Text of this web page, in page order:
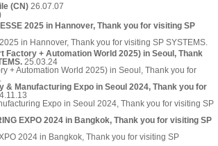
(CN) 26.07.07
2025 in Hannover, Thank you for visiting SP
Factory + Automation World 2025) in Seoul, Thank
25.03.24
& Manufacturing Expo in Seoul 2024, Thank you for
EXPO 2024 in Bangkok, Thank you for visiting SP